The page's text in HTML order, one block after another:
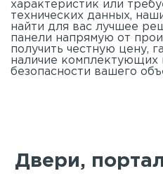
характеристик или
технических данных,
найти для вас лучшее
панели напрямую от
получить честную цену,
наличие комплектующих
безопасности вашего
Двери,